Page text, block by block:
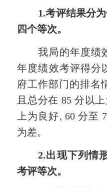
1.考评结果分
四个等次。
我局的年度绩
年度绩效考评得分
府工作部门的排名
且总分在 85 分以
上为良好, 60 分至
为差。
2.出现下列情
考评等次。